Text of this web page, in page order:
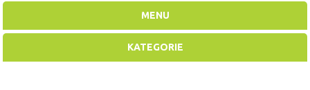
MENU
KATEGORIE